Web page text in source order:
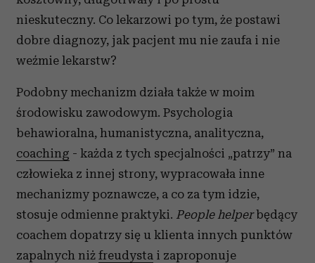
nieskuteczny. Co lekarzowi po tym, że postawi
dobre diagnozy, jak pacjent mu nie zaufa i nie
weźmie lekarstw?
Podobny mechanizm działa także w moim
środowisku zawodowym. Psychologia
behawioralna, humanistyczna, analityczna,
coaching - każda z tych specjalności „patrzy” na
człowieka z innej strony, wypracowała inne
mechanizmy poznawcze, a co za tym idzie,
stosuje odmienne praktyki. People helperbędący
coachem dopatrzy się u klienta innych punktów
zapalnych niż freudysta i zaproponuje